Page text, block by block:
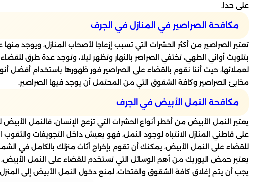
على حدا.
مكافحة الصراصير في المنازل في الجرف
تعتبر الصراصير من أكثر الحشرات التي تسبب إزعاجا لأصحاب المنازل، ويوجد
بتلويث أواني الطهي، تختفي الصراصر بالنهار وتظهر ليلا، وتوجد عدة طرق
لعملائها، حيث أننا نقوم بالقضاء على الصراصير فور ظهورها باستخدام أفضل
مخابئ الصراصير وكافة الشقوق التي من المحتمل أن يوجد فيها الصراصير.
مكافحة النمل الأبيض في الجرف
يعتبر النمل الأبيض من أخطر أنواع الحشرات التي تزعج الإنسان، فالنمل
على قاطني المنازل الانتباه لوجود النمل، فهو يعيش داخل التجويفات
للقضاء على النمل الأبيض، يمكنك أن تقوم بإخراج أثاث منزلك بالكامل
يعتبر حمض اليوريك من أهم الوسائل التي تستخدم للقضاء على النمل
يجب أن يتم إغلاق كافة الشقوق والفتحات، لمنع دخول النمل الأبيض إلى